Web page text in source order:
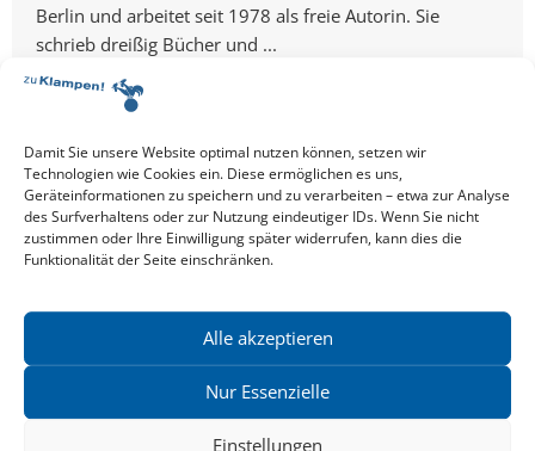
Damit Sie unsere Website optimal nutzen können, setzen wir
Technologien wie Cookies ein. Diese ermöglichen es uns,
Geräteinformationen zu speichern und zu verarbeiten – etwa zur Analyse
des Surfverhaltens oder zur Nutzung eindeutiger IDs. Wenn Sie nicht
zustimmen oder Ihre Einwilligung später widerrufen, kann dies die
Funktionalität der Seite einschränken.
Alle akzeptieren
Nur Essenzielle
Einstellungen
Berlin und arbeitet seit 1978 als freie Autorin. Sie
schrieb dreißig Bücher und ...
Alle Events
VERANSTALTUNGSORT
Literaturhaus Hannover
GoogleMaps